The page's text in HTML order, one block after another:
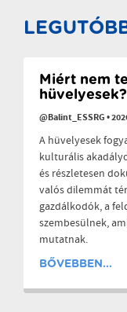
Miért nem
hüvelyesek?
@Balint_ESSRG•
A hüvelyesek
kulturális
és részletesen
valós dilemmát
gazdálkodók, a
szembesülnek,
mutatnak.
BŐVEBBEN...